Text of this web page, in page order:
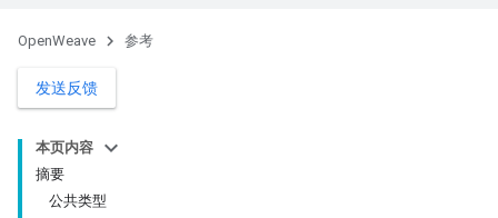
OpenWeave 参考
发送反馈
本页内容
摘要
公共类型